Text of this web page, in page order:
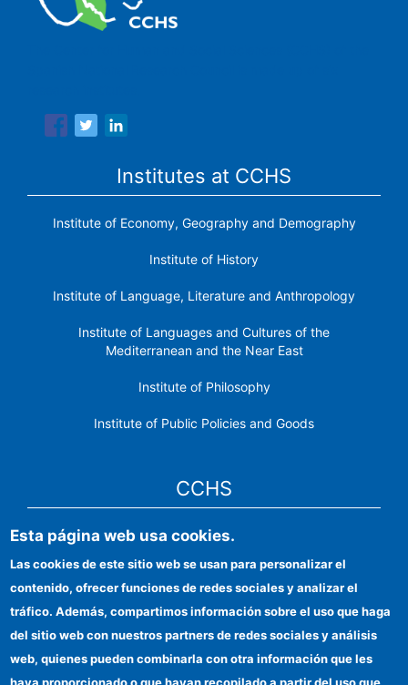
Institutes at CCHS
Institute of Economy, Geography and Demography
Institute of History
Institute of Language, Literature and Anthropology
Institute of Languages ​​and Cultures of the
Mediterranean and the Near East
Institute of Philosophy
Institute of Public Policies and Goods
CCHS
CSIC Electronic Office
Institutional identity
Information for providers
FEDER funds
Funding entities
Esta página web usa cookies.
Las cookies de este sitio web se usan para personalizar el
contenido, ofrecer funciones de redes sociales y analizar el
tráfico. Además, compartimos información sobre el uso que haga
del sitio web con nuestros partners de redes sociales y análisis
web, quienes pueden combinarla con otra información que les